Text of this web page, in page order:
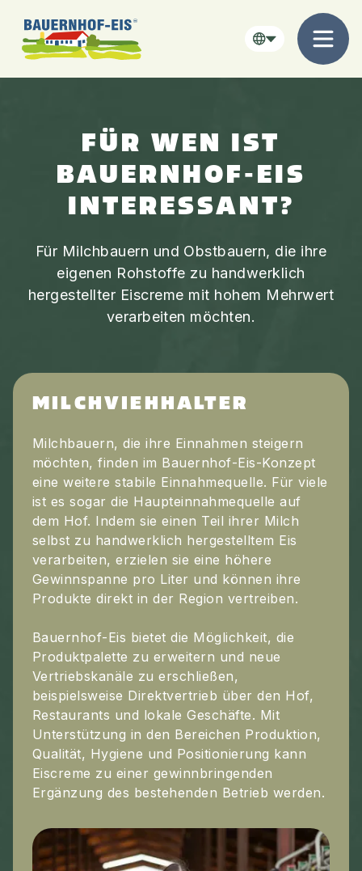
FÜR WEN IST
BAUERNHOF-EIS
INTERESSANT?
Für Milchbauern und Obstbauern, die ihre
eigenen Rohstoffe zu handwerklich
hergestellter Eiscreme mit hohem Mehrwert
verarbeiten möchten.
MILCHVIEHHALTER
Milchbauern, die ihre Einnahmen steigern
möchten, finden im Bauernhof-Eis-Konzept
eine weitere stabile Einnahmequelle. Für viele
ist es sogar die Haupteinnahmequelle auf
dem Hof. Indem sie einen Teil ihrer Milch
selbst zu handwerklich hergestelltem Eis
verarbeiten, erzielen sie eine höhere
Gewinnspanne pro Liter und können ihre
Produkte direkt in der Region vertreiben.
Bauernhof-Eis bietet die Möglichkeit, die
Produktpalette zu erweitern und neue
Vertriebskanäle zu erschließen,
beispielsweise Direktvertrieb über den Hof,
Restaurants und lokale Geschäfte. Mit
Unterstützung in den Bereichen Produktion,
Qualität, Hygiene und Positionierung kann
Eiscreme zu einer gewinnbringenden
Ergänzung des bestehenden Betrieb werden.